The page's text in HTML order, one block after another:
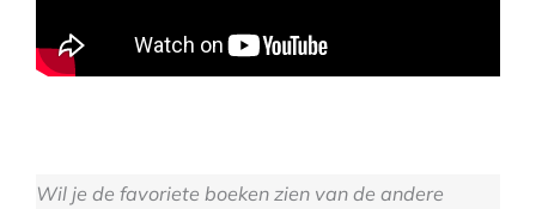
Wil je de favoriete boeken zien van de andere